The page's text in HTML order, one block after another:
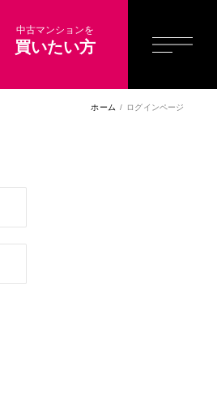
中古マンションを
買いたい方
ホーム ログインページ